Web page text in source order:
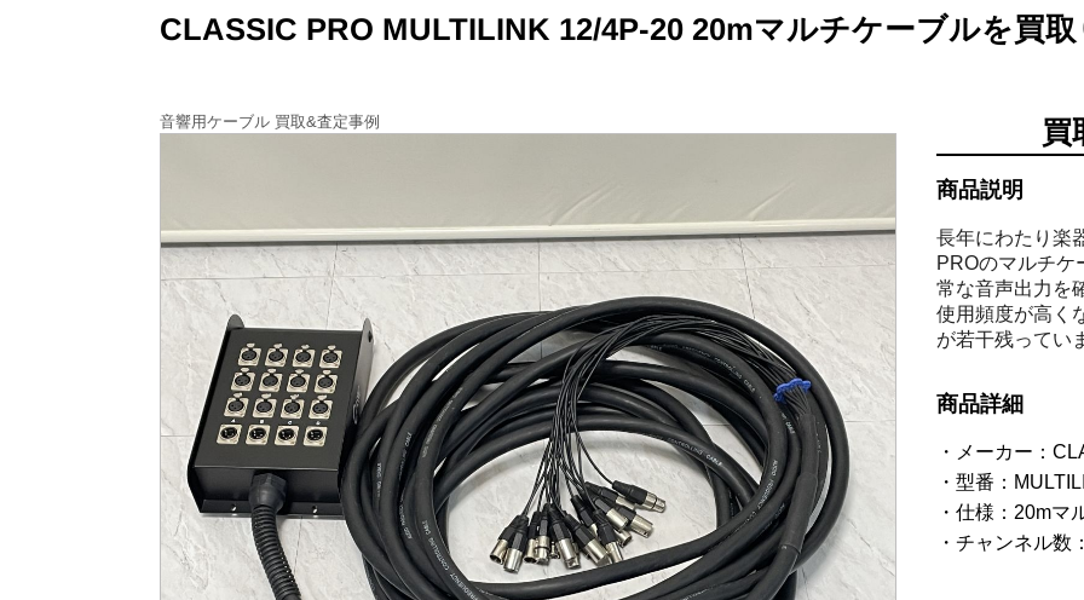
CLASSIC PRO MULTILINK 12/4P-20 20mマルチケーブルを買
買
商品説明
長年にわたり楽
PROのマルチケ
常な音声出力を
使用頻度が高く
が若干残ってい
商品詳細
メーカー：
型番：
仕様：20mマ
チャンネル数
音響用ケーブル 買取&査定事例